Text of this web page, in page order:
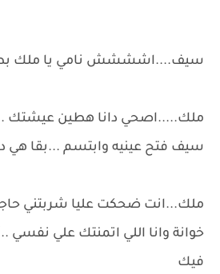
سيف....اشششش نامي يا ملك
ملك.....اصحي دانا هطين عيشتك
سيف فتح عينيه وابتسم ...بقا هي
ملك...انت ضحكت عليا شربتني
خوانة وانا اللي اتمنتك علي نفسي
فيك